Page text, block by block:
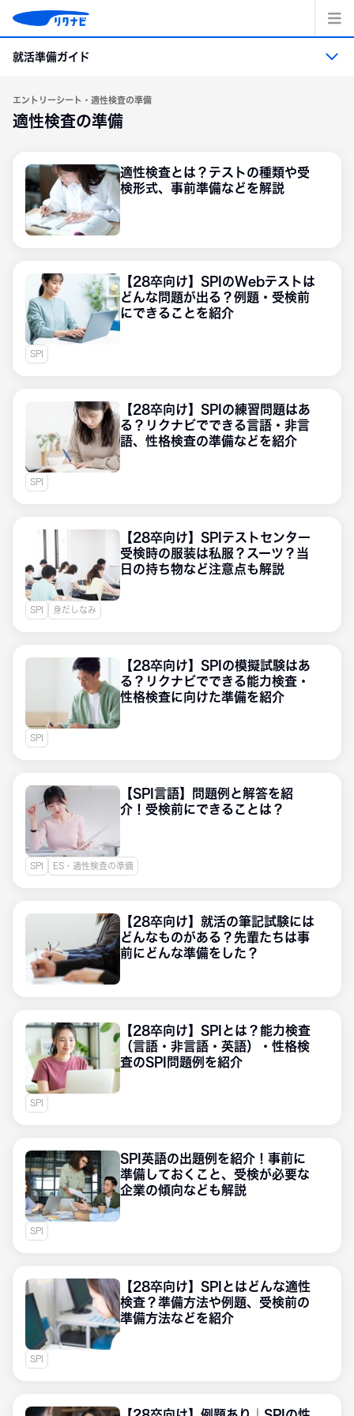
テ
キッ
就活準備ガイド
就活準備ガイド トップ
業界・職業・企業研究
エントリーシート・適性検査の準備
インターンシップ＆キャリア
エントリーシート・適性検査の準備
適性検査の準備
適性検査とは？テストの種類や受
検形式、事前準備などを解説
【28卒向け】SPIのWebテストは
どんな問題が出る？例題・受検前
にできることを紹介
SPI
【28卒向け】SPIの練習問題はあ
る？リクナビでできる言語・非言
語、性格検査の準備などを紹介
SPI
【28卒向け】SPIテストセンター
受検時の服装は私服？スーツ？当
日の持ち物など注意点も解説
SPI 身だしなみ
【28卒向け】SPIの模擬試験はあ
る？リクナビでできる能力検査・
性格検査に向けた準備を紹介
SPI
【SPI言語】問題例と解答を紹
介！受検前にできることは？
SPI ES・適性検査の準備
【28卒向け】就活の筆記試験には
どんなものがある？先輩たちは事
前にどんな準備をした？
【28卒向け】SPIとは？能力検査
（言語・非言語・英語）・性格検
査のSPI問題例を紹介
SPI
SPI英語の出題例を紹介！事前に
準備しておくこと、受検が必要な
企業の傾向なども解説
SPI
【28卒向け】SPIとはどんな適性
検査？準備方法や例題、受検前の
準備方法などを紹介
SPI